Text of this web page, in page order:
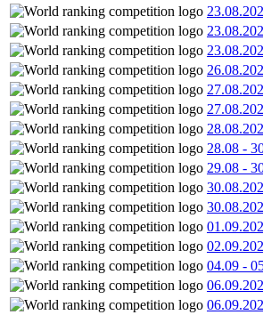
28.08 -
29.08 -
04.09 -